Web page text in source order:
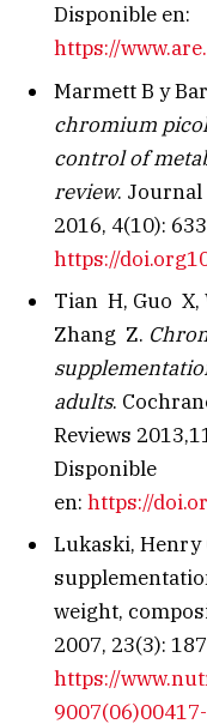
Disponible en:
https://
Marmett B y
chromium
control of
review.
2016, 4(10):
https://
Tian H, Guo X,
Zhang Z.
adults.
Reviews
Disponible
en: https://
Lukaski, Henry
weight,
2007, 23(3):
https://